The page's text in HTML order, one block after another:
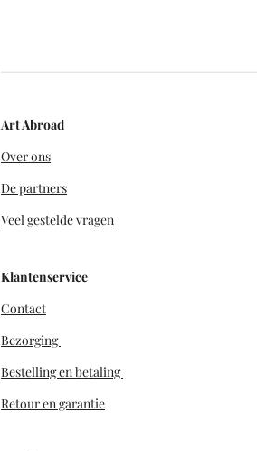
Art Abroad
Over ons
De partners
Veel gestelde vragen
Klantenservice
Contact
Bezorging
Bestelling en betaling
Retour en garantie